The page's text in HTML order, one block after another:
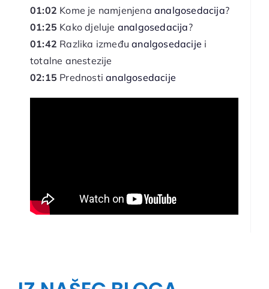
01:02 Kome je namjenjena analgosedacija?
01:25 Kako djeluje analgosedacija?
01:42 Razlika izmeđuanalgosedacije i
totalne anestezije
02:15 Prednostianalgosedacije